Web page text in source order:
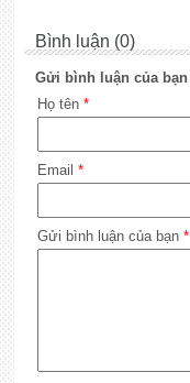
Bình luận (0)
Gửi bình luận của bạn
Họ tên *
Email *
Gửi bình luận của bạn *